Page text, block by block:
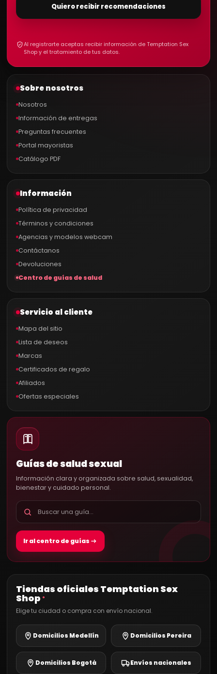
Quiero recibir recomendaciones
Al registrarte aceptas recibir información de Temptation Sex
Shop y el tratamiento de tus datos.
Sobre nosotros
Nosotros
Información de entregas
Preguntas frecuentes
Portal mayoristas
Catálogo PDF
Información
Política de privacidad
Términos y condiciones
Agencias y modelos webcam
Contáctanos
Devoluciones
Centro de guías de salud
Servicio al cliente
Mapa del sitio
Lista de deseos
Marcas
Certificados de regalo
Afiliados
Ofertas especiales
Guías de salud sexual
Información clara y organizada sobre salud, sexualidad,
bienestar y cuidado personal.
Ir al centro de guías
Tiendas oficiales Temptation Sex
Shop ®
Elige tu ciudad o compra con envío nacional.
Domicilios Medellín Domicilios Pereira
Domicilios Bogotá Envíos nacionales